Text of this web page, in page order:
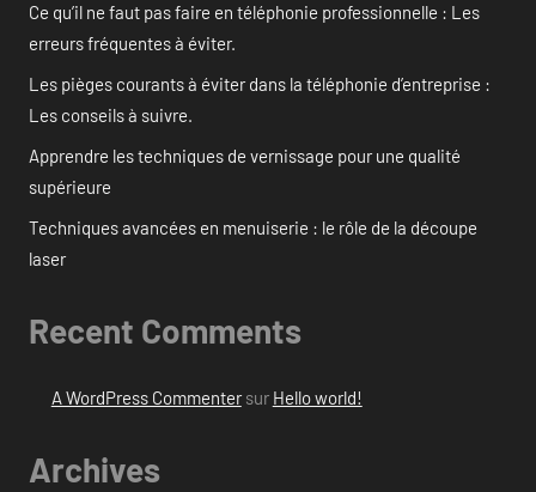
Ce qu’il ne faut pas faire en téléphonie professionnelle : Les
erreurs fréquentes à éviter.
Les pièges courants à éviter dans la téléphonie d’entreprise :
Les conseils à suivre.
Apprendre les techniques de vernissage pour une qualité
supérieure
Techniques avancées en menuiserie : le rôle de la découpe
laser
Recent Comments
A WordPress Commentersur Hello world!
Archives